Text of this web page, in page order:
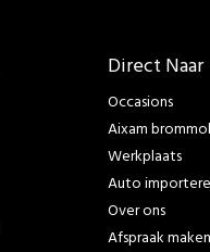
Direct Naar
Occasions
Aixam
Werkplaats
Auto
Over ons
Afspraak maken